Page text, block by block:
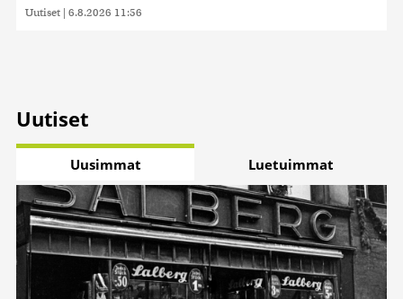
Uutiset | 6.8.2026 11:56
Uutiset
Uusimmat Luetuimmat